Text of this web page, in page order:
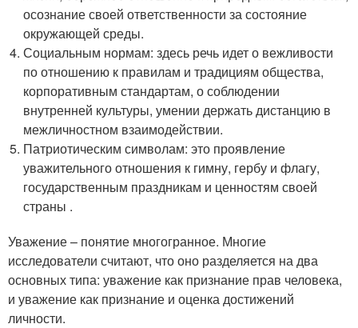
осознание своей ответственности за состояние
окружающей среды.
Социальным нормам: здесь речь идет о вежливости
по отношению к правилам и традициям общества,
корпоративным стандартам, о соблюдении
внутренней культуры, умении держать дистанцию в
межличностном взаимодействии.
Патриотическим символам: это проявление
уважительного отношения к гимну, гербу и флагу,
государственным праздникам и ценностям своей
страны .
Уважение – понятие многогранное. Многие
исследователи считают, что оно разделяется на два
основных типа: уважение как признание прав человека,
и уважение как признание и оценка достижений
личности.